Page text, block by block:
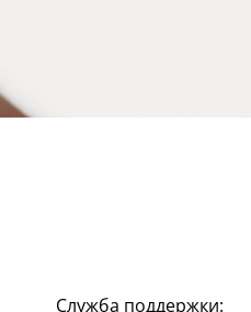
Служба поддержки: